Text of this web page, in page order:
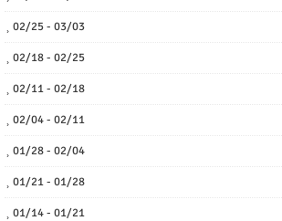
02/25 - 03/03
02/18 - 02/25
02/11 - 02/18
02/04 - 02/11
01/28 - 02/04
01/21 - 01/28
01/14 - 01/21